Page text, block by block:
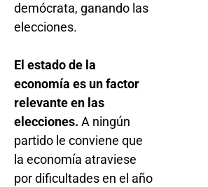
demócrata, ganando las
elecciones.
El estado de la
economía es un factor
relevante en las
elecciones. A ningún
partido le conviene que
la economía atraviese
por dificultades en el año